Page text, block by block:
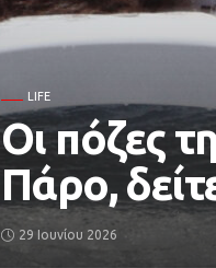
LIFE
Οι πόζες
Πάρο,
29 Ιουνίου 2026